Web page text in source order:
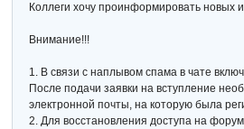
Коллеги хочу проинформировать новых
Внимание!!!
1. В связи с наплывом спама в чате
После подачи заявки на вступление
электронной почты, на которую была
2. Для восстановления доступа на